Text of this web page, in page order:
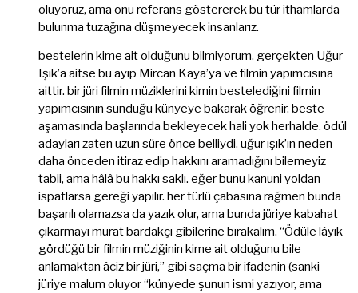
oluyoruz, ama onu referans göstererek bu tür ithamlarda
bulunma tuzağına düşmeyecek insanlarız.
bestelerin kime ait olduğunu bilmiyorum, gerçekten Uğur
Işık’a aitse bu ayıp Mircan Kaya’ya ve filmin yapımcısına
aittir. bir jüri filmin müziklerini kimin bestelediğini filmin
yapımcısının sunduğu künyeye bakarak öğrenir. beste
aşamasında başlarında bekleyecek hali yok herhalde. ödül
adayları zaten uzun süre önce belliydi. uğur ışık’ın neden
daha önceden itiraz edip hakkını aramadığını bilemeyiz
tabii, ama hâlâ bu hakkı saklı. eğer bunu kanuni yoldan
ispatlarsa gereği yapılır. her türlü çabasına rağmen bunda
başarılı olamazsa da yazık olur, ama bunda jüriye kabahat
çıkarmayı murat bardakçı gibilerine bırakalım. “Ödüle lâyık
gördüğü bir filmin müziğinin kime ait olduğunu bile
anlamaktan âciz bir jüri,” gibi saçma bir ifadenin (sanki
jüriye malum oluyor “künyede şunun ismi yazıyor, ama